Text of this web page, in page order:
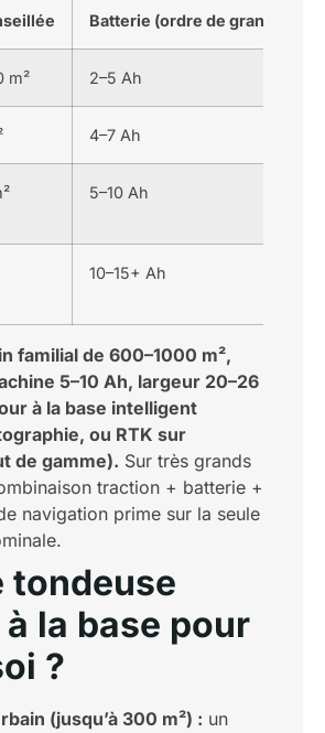
Batterie (ordre de grandeur)
m² 2–5 Ah
4–7 Ah
5–10 Ah
10–15+ Ah
familial de 600–1000 m²,
5–10 Ah, largeur 20–26
à la base intelligent
ou RTK sur
de gamme). Sur très grands
traction + batterie +
navigation prime sur la seule
tondeuse
la base pour
?
(jusqu’à 300 m²) : un